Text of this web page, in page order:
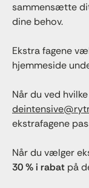
sammensætte
dine behov.
Ekstra fagene
hjemmeside
Når du ved
ekstrafagene
Når du vælger
30 % i rabat på